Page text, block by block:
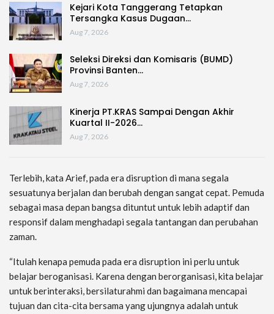
Kejari Kota Tanggerang Tetapkan
Tersangka Kasus Dugaan…
Aug 7, 2026
Seleksi Direksi dan Komisaris (BUMD)
Provinsi Banten…
Aug 7, 2026
Kinerja PT.KRAS Sampai Dengan Akhir
Kuartal II-2026…
Aug 7, 2026
Terlebih, kata Arief, pada era disruption di mana segala
sesuatunya berjalan dan berubah dengan sangat cepat. Pemuda
sebagai masa depan bangsa dituntut untuk lebih adaptif dan
responsif dalam menghadapi segala tantangan dan perubahan
zaman.
“Itulah kenapa pemuda pada era disruption ini perlu untuk
belajar beroganisasi. Karena dengan berorganisasi, kita belajar
untuk berinteraksi, bersilaturahmi dan bagaimana mencapai
tujuan dan cita-cita bersama yang ujungnya adalah untuk